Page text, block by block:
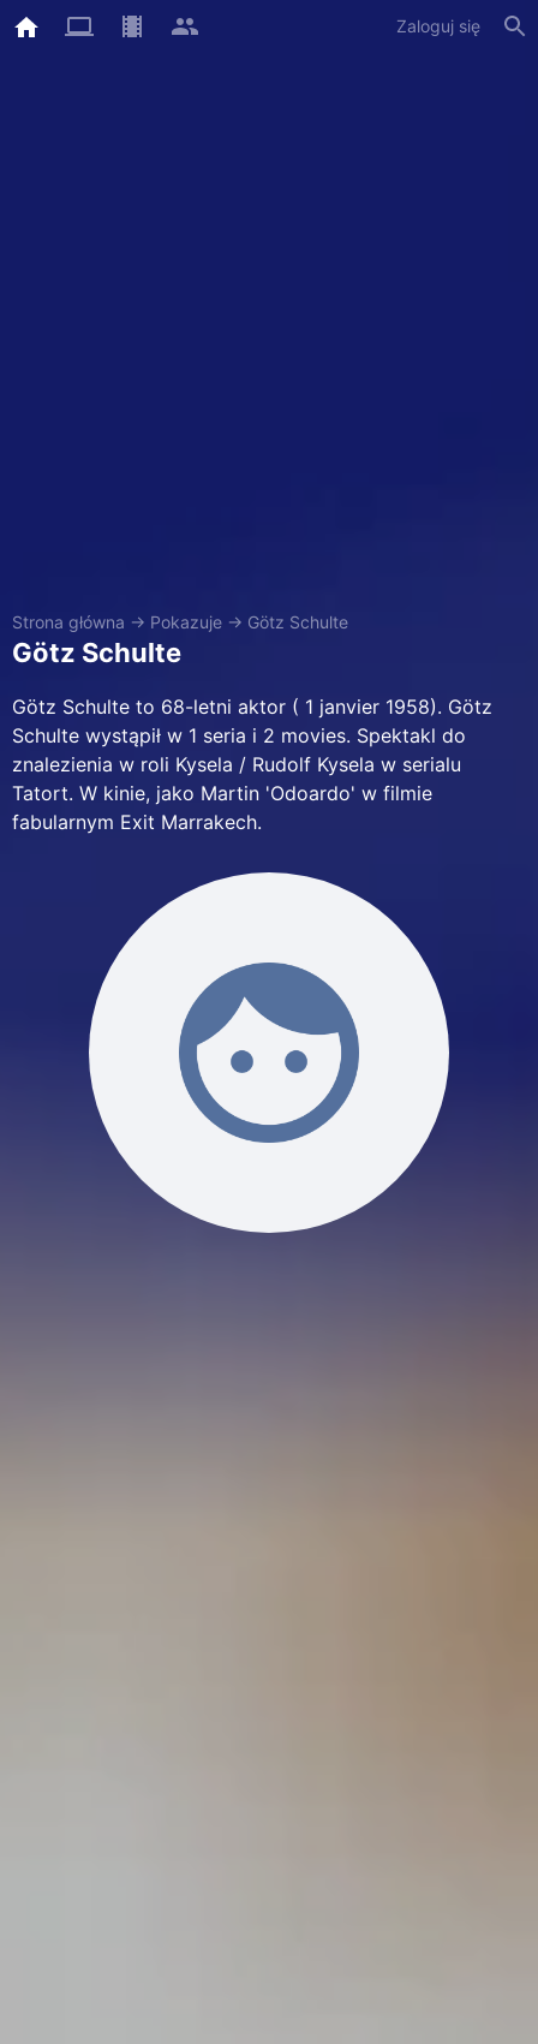
Zaloguj się
Strona główna → Pokazuje → Götz Schulte
Götz Schulte
Götz Schulte to 68-letni aktor ( 1 janvier 1958). Götz
Schulte wystąpił w 1 seria i 2 movies. Spektakl do
znalezienia w roli Kysela / Rudolf Kysela w serialu
Tatort. W kinie, jako Martin 'Odoardo' w filmie
fabularnym Exit Marrakech.